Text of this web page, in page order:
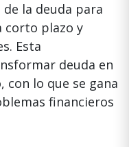
la deuda para
corto plazo y
Esta
deuda en
con lo que se gana
financieros